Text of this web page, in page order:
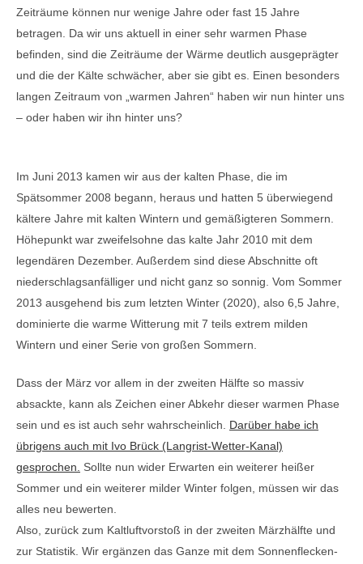
Zeiträume können nur wenige Jahre oder fast 15 Jahre
betragen. Da wir uns aktuell in einer sehr warmen Phase
befinden, sind die Zeiträume der Wärme deutlich ausgeprägter
und die der Kälte schwächer, aber sie gibt es. Einen besonders
langen Zeitraum von „warmen Jahren“ haben wir nun hinter uns
– oder haben wir ihn hinter uns?
Im Juni 2013 kamen wir aus der kalten Phase, die im
Spätsommer 2008 begann, heraus und hatten 5 überwiegend
kältere Jahre mit kalten Wintern und gemäßigteren Sommern.
Höhepunkt war zweifelsohne das kalte Jahr 2010 mit dem
legendären Dezember. Außerdem sind diese Abschnitte oft
niederschlagsanfälliger und nicht ganz so sonnig. Vom Sommer
2013 ausgehend bis zum letzten Winter (2020), also 6,5 Jahre,
dominierte die warme Witterung mit 7 teils extrem milden
Wintern und einer Serie von großen Sommern.
Dass der März vor allem in der zweiten Hälfte so massiv
absackte, kann als Zeichen einer Abkehr dieser warmen Phase
sein und es ist auch sehr wahrscheinlich. Darüber habe ich
übrigens auch mit Ivo Brück (Langrist-Wetter-Kanal)
gesprochen.
Sollte nun wider Erwarten ein weiterer heißer
Sommer und ein weiterer milder Winter folgen, müssen wir das
alles neu bewerten.
Also, zurück zum Kaltluftvorstoß in der zweiten Märzhälfte und
zur Statistik. Wir ergänzen das Ganze mit dem Sonnenflecken-